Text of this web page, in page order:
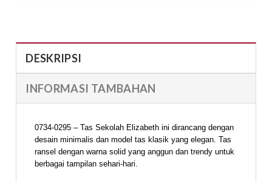
DESKRIPSI
INFORMASI TAMBAHAN
0734-0295 – Tas Sekolah Elizabeth ini dirancang dengan
desain minimalis dan model tas klasik yang elegan. Tas
ransel dengan warna solid yang anggun dan trendy untuk
berbagai tampilan sehari-hari.